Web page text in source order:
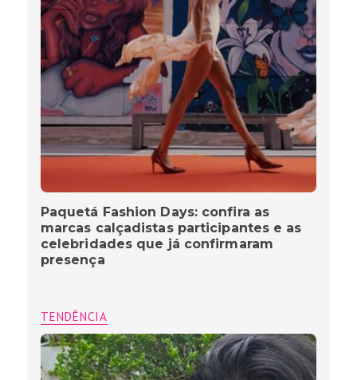
Paquetá Fashion Days: confira as
marcas calçadistas participantes e as
celebridades que já confirmaram
presença
TENDÊNCIA